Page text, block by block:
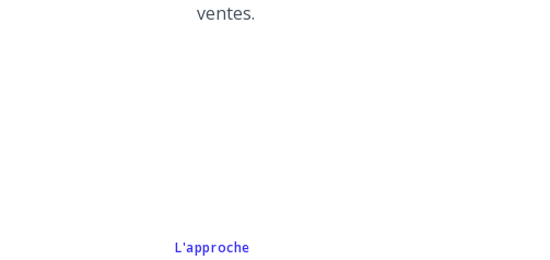
ventes.
L'approche